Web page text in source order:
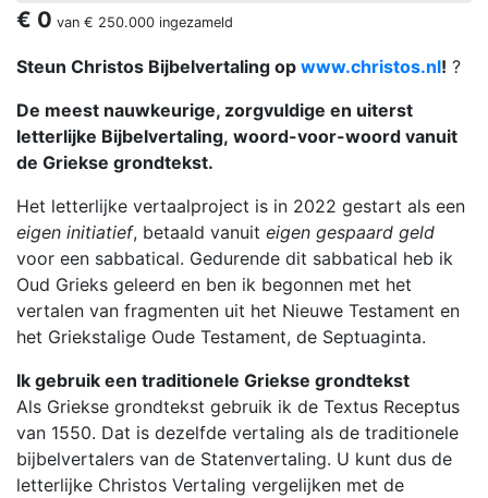
€ 0 van € 250.000 ingezameld
Steun Christos Bijbelvertaling op www.christos.nl! ?
De meest nauwkeurige, zorgvuldige en uiterst
letterlijke Bijbelvertaling, woord-voor-woord vanuit
de Griekse grondtekst.
Het letterlijke vertaalproject is in 2022 gestart als een
eigen initiatief, betaald vanuit eigen gespaard geld
voor een sabbatical. Gedurende dit sabbatical heb ik
Oud Grieks geleerd en ben ik begonnen met het
vertalen van fragmenten uit het Nieuwe Testament en
het Griekstalige Oude Testament, de Septuaginta.
Ik gebruik een traditionele Griekse grondtekst
Als Griekse grondtekst gebruik ik de Textus Receptus
van 1550. Dat is dezelfde vertaling als de traditionele
bijbelvertalers van de Statenvertaling. U kunt dus de
letterlijke Christos Vertaling vergelijken met de